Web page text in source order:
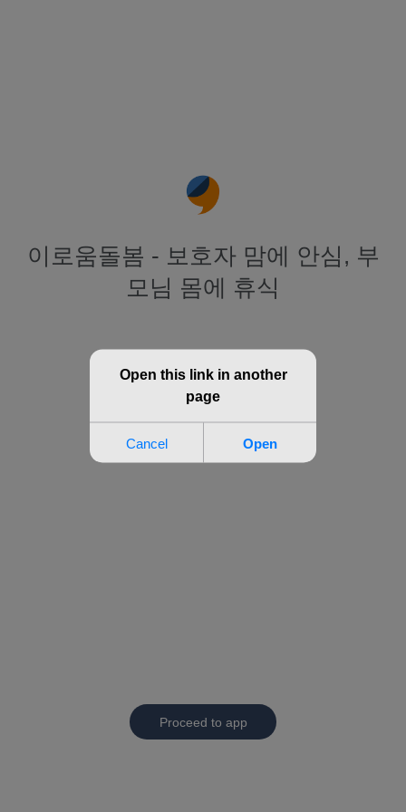
이로움돌봄 - 보호자 맘에 안심, 부
모님 몸에 휴식
Proceed to app